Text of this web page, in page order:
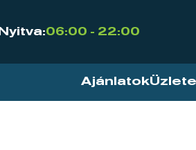
Nyitva:06:00 - 22:00
Ajánlatok